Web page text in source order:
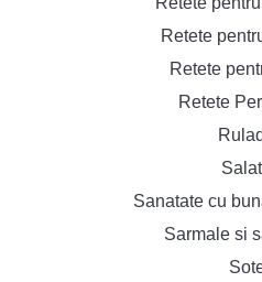
Retete
Retete
Retete
Sanatate cu
Sarmale si